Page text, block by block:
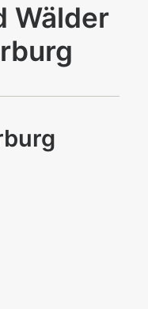
Wälder